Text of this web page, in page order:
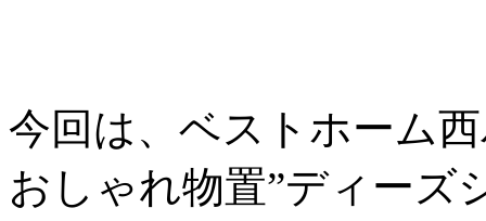
今回は、ベストホーム
おしゃれ物置”ディーズ